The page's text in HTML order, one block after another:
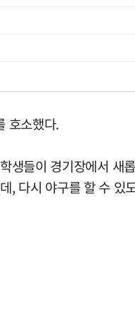
호소했다.
들이 경기장에서
다시 야구를 할 수